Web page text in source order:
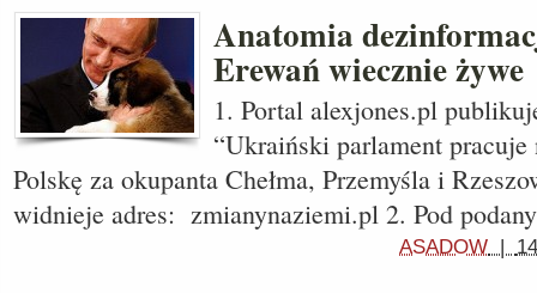
Anatomia
Erewań wiecznie żywe
1. Portal alexjones.pl
“Ukraiński parlament pracuje
Polskę za okupanta Chełma, Przemyśla i
widnieje adres: zmianynaziemi.pl 2. Pod
ASADOW |